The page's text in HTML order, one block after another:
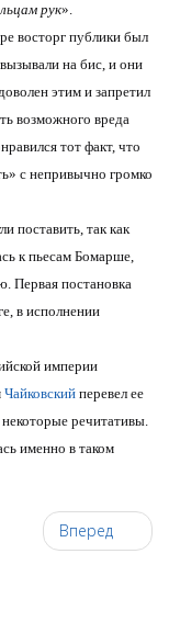
рук».
восторг публики был
на бис, и они
этим и запретил
возможного вреда
тот факт, что
с непривычно громко
поставить, так как
к пьесам Бомарше,
Первая постановка
в исполнении
империи
Чайковский перевел ее
речитативы.
именно в таком
Вперед